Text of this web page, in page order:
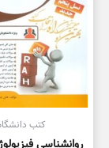
کتب
روانشناسی